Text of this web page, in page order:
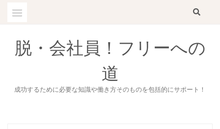
脱・会社員！フリーへの
道
成功するために必要な知識や働き方そのものを包括的にサポート！